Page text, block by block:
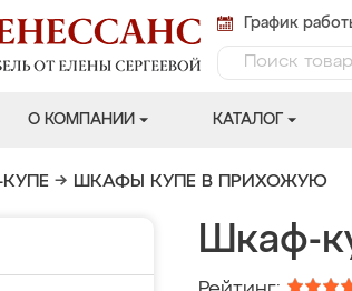
График
О КОМПАНИИ КАТАЛОГ
→ ШКАФЫ КУПЕ В ПРИХОЖУЮ
Шкаф-